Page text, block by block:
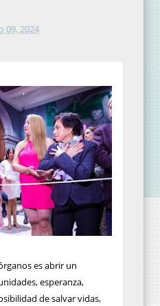
09, 2024
es abrir un
esperanza,
de salvar vidas,